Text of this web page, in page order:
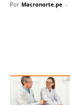
Por Macronorte.pe -